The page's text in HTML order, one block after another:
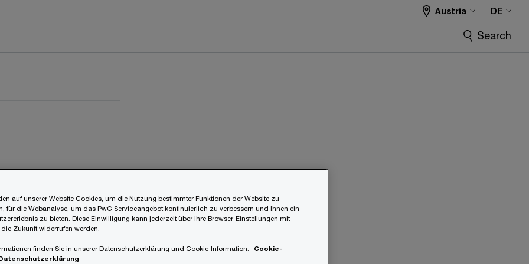
Austria DE
Search
auf unserer Website Cookies, um die Nutzung bestimmter Funktionen der Website zu
für die Webanalyse, um das PwC Serviceangebot kontinuierlich zu verbessern und Ihnen ein
zu bieten. Diese Einwilligung kann jederzeit über Ihre Browser-Einstellungen mit
Zukunft widerrufen werden.
finden Sie in unserer Datenschutzerklärung und Cookie-Information.
Cookie-